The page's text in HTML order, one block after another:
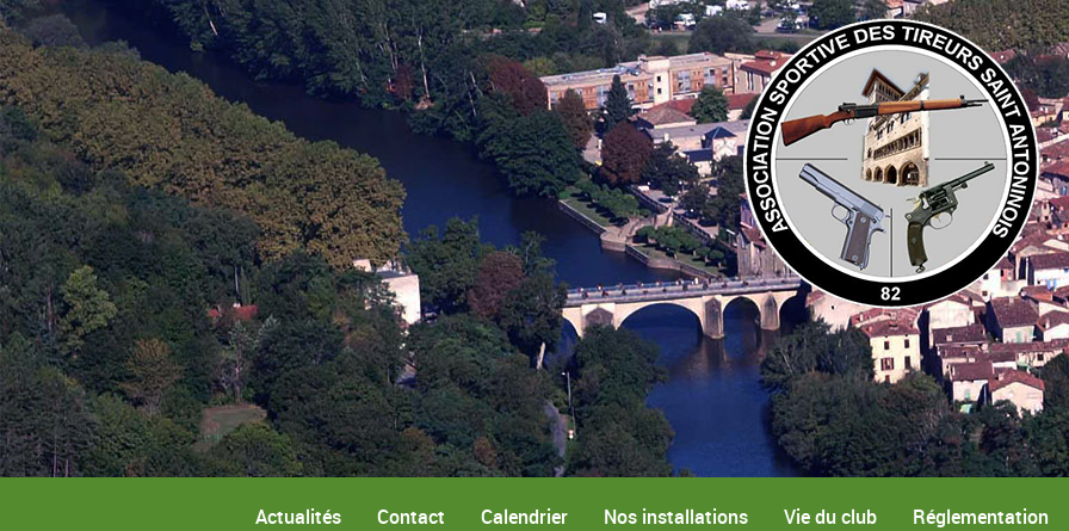
Actualités Contact Calendrier Nos installations Vie du club Réglementation